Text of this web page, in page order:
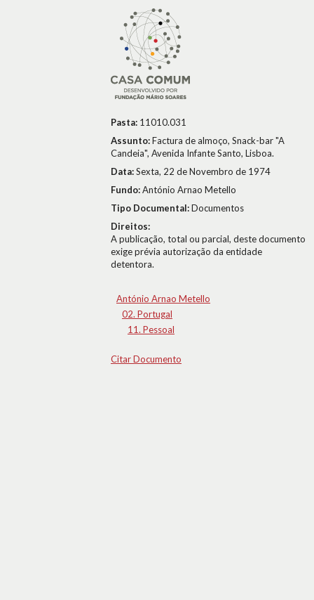
Pasta: 11010.031
Assunto:Factura de almoço, Snack-bar "A
Candeia", Avenida Infante Santo, Lisboa.
Data:Sexta, 22 de Novembro de 1974
Fundo:António Arnao Metello
Tipo Documental:Documentos
Direitos:
A publicação, total ou parcial, deste documento
exige prévia autorização da entidade
detentora.
António Arnao Metello
02. Portugal
11. Pessoal
Citar Documento